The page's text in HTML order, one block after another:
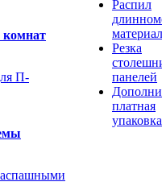
комнат
П-
Распил
Резка
панелей
платная
упаковка